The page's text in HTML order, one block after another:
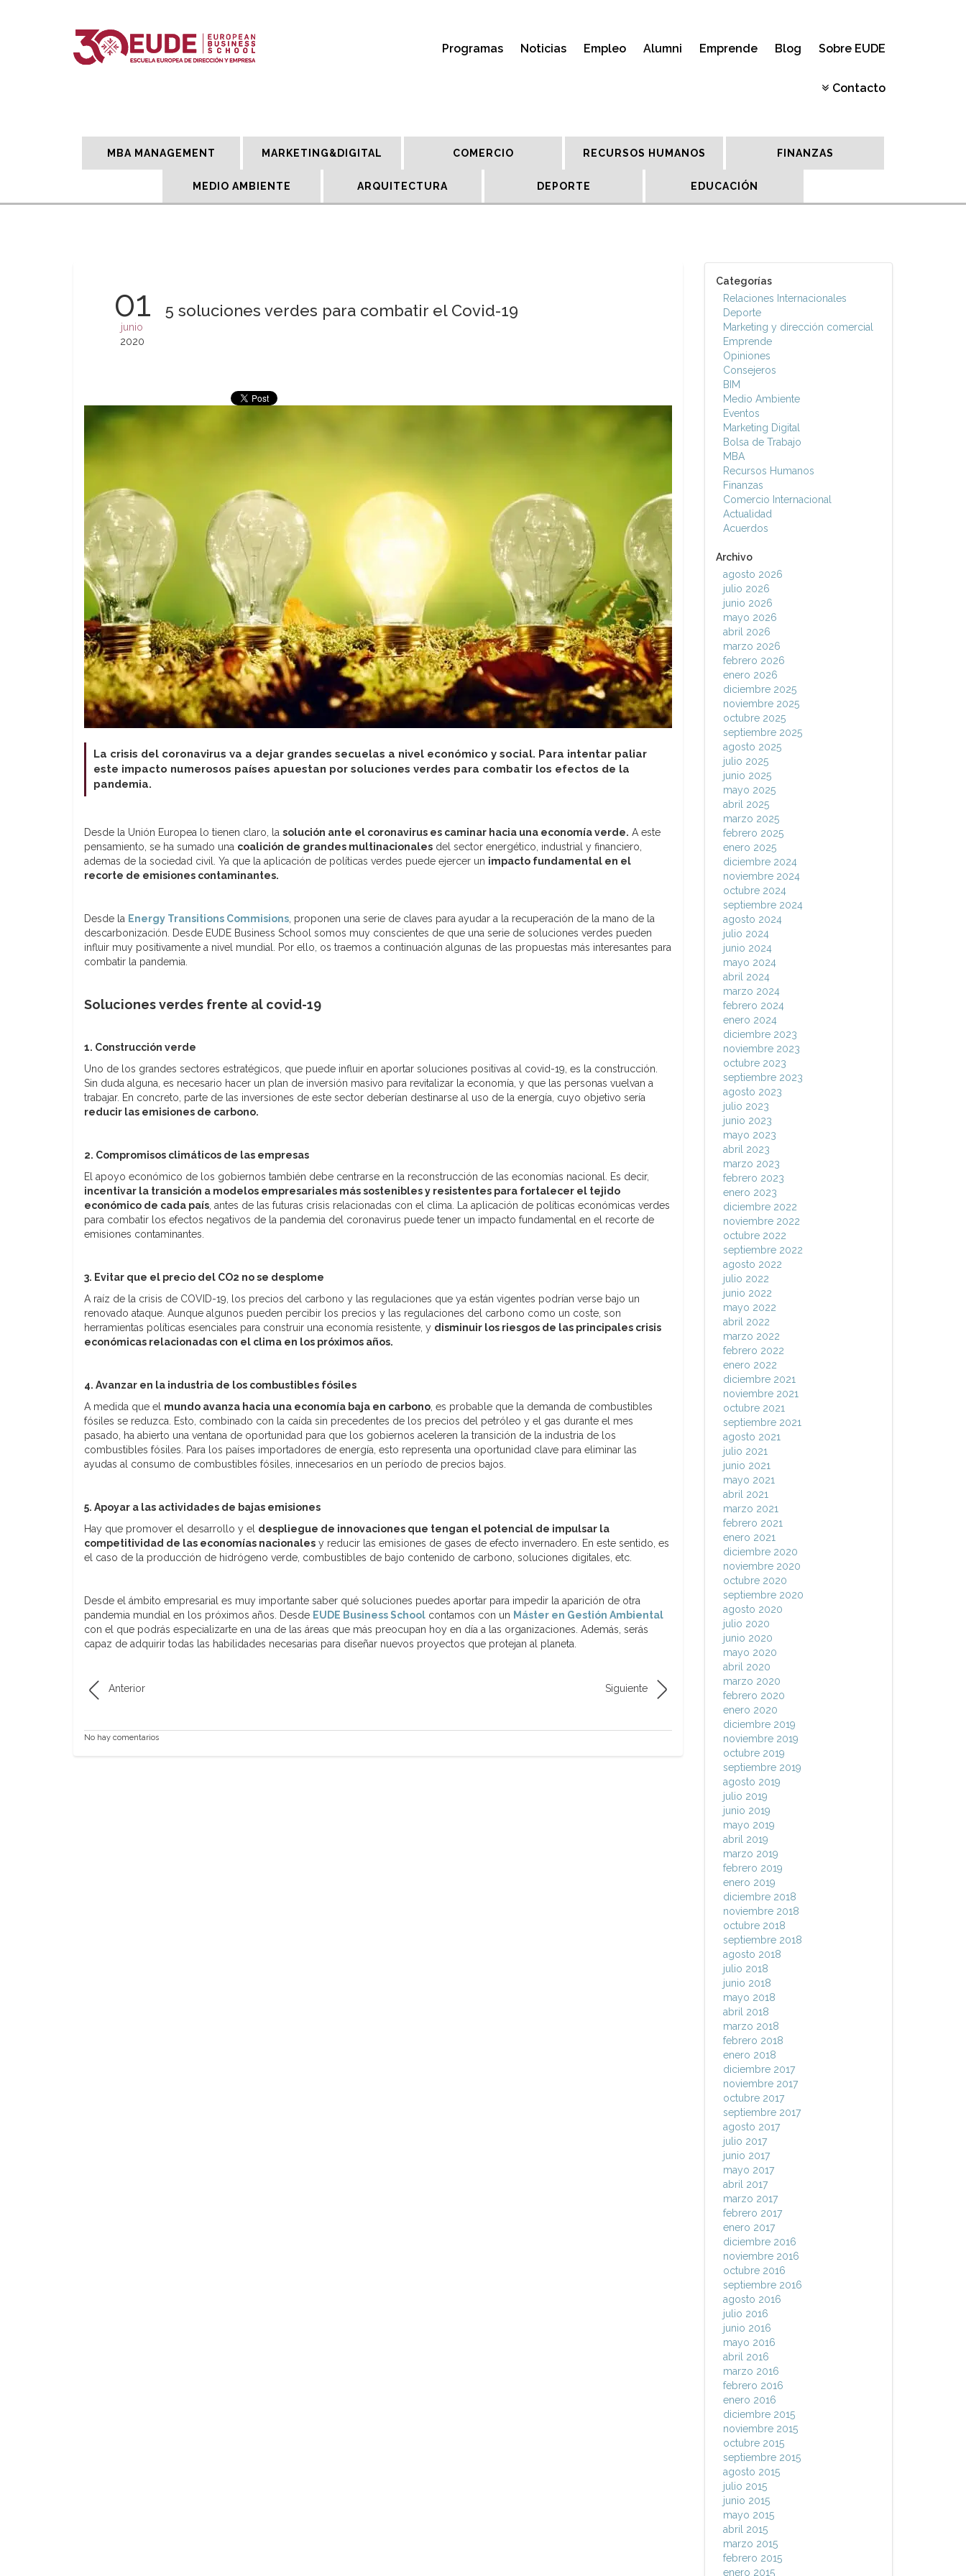
Programas Noticias Empleo Alumni Emprende Blog Sobre EUDE
Contacto
MBA MANAGEMENT MARKETING&DIGITAL COMERCIO RECURSOS HUMANOS FINANZAS
MEDIO AMBIENTE ARQUITECTURA DEPORTE EDUCACIÓN
01
junio
2020
5 soluciones verdes para combatir el Covid-19
La crisis del coronavirus va a dejar grandes secuelas a nivel económico y social. Para intentar paliar
este impacto numerosos países apuestan por soluciones verdes para combatir los efectos de la
pandemia.
Desde la Unión Europea lo tienen claro, la solución ante el coronavirus es caminar hacia una economía verde. A este
pensamiento, se ha sumado una coalición de grandes multinacionales del sector energético, industrial y financiero,
ademas de la sociedad civil. Ya que la aplicación de políticas verdes puede ejercer un impacto fundamental en el
recorte de emisiones contaminantes.
Desde la Energy Transitions Commisions , proponen una serie de claves para ayudar a la recuperación de la mano de la
descarbonización. Desde EUDE Business School somos muy conscientes de que una serie de soluciones verdes pueden
influir muy positivamente a nivel mundial. Por ello, os traemos a continuación algunas de las propuestas más interesantes para
combatir la pandemia.
Soluciones verdes frente al covid-19
1. Construcción verde
Uno de los grandes sectores estratégicos, que puede influir en aportar soluciones positivas al covid-19, es la construcción.
Sin duda alguna, es necesario hacer un plan de inversión masivo para revitalizar la economía, y que las personas vuelvan a
trabajar. En concreto, parte de las inversiones de este sector deberían destinarse al uso de la energía, cuyo objetivo sería
reducir las emisiones de carbono.
2. Compromisos climáticos de las empresas
El apoyo económico de los gobiernos también debe centrarse en la reconstrucción de las economías nacional. Es decir,
incentivar la transición a modelos empresariales más sostenibles y resistentes para fortalecer el tejido
económico de cada país , antes de las futuras crisis relacionadas con el clima. La aplicación de políticas económicas verdes
para combatir los efectos negativos de la pandemia del coronavirus puede tener un impacto fundamental en el recorte de
emisiones contaminantes.
3. Evitar que el precio del CO2 no se desplome
A raíz de la crisis de COVID-19, los precios del carbono y las regulaciones que ya están vigentes podrían verse bajo un
renovado ataque. Aunque algunos pueden percibir los precios y las regulaciones del carbono como un coste, son
herramientas políticas esenciales para construir una economía resistente, y disminuir los riesgos de las principales crisis
económicas relacionadas con el clima en los próximos años.
4. Avanzar en la industria de los combustibles fósiles
A medida que el mundo avanza hacia una economía baja en carbono , es probable que la demanda de combustibles
fósiles se reduzca. Esto, combinado con la caída sin precedentes de los precios del petróleo y el gas durante el mes
pasado, ha abierto una ventana de oportunidad para que los gobiernos aceleren la transición de la industria de los
combustibles fósiles. Para los países importadores de energía, esto representa una oportunidad clave para eliminar las
ayudas al consumo de combustibles fósiles, innecesarios en un período de precios bajos.
5. Apoyar a las actividades de bajas emisiones
Hay que promover el desarrollo y el despliegue de innovaciones que tengan el potencial de impulsar la
competitividad de las economías nacionales y reducir las emisiones de gases de efecto invernadero. En este sentido, es
el caso de la producción de hidrógeno verde, combustibles de bajo contenido de carbono, soluciones digitales, etc.
Desde el ámbito empresarial es muy importante saber qué soluciones puedes aportar para impedir la aparición de otra
pandemia mundial en los próximos años. Desde EUDE Business School contamos con un Máster en Gestión Ambiental
con el que podrás especializarte en una de las áreas que más preocupan hoy en día a las organizaciones. Además, serás
capaz de adquirir todas las habilidades necesarias para diseñar nuevos proyectos que protejan al planeta.
Anterior Siguiente
No hay comentarios
Categorías
Relaciones Internacionales
Deporte
Marketing y dirección comercial
Emprende
Opiniones
Consejeros
BIM
Medio Ambiente
Eventos
Marketing Digital
Bolsa de Trabajo
MBA
Recursos Humanos
Finanzas
Comercio Internacional
Actualidad
Acuerdos
Archivo
agosto 2026
julio 2026
junio 2026
mayo 2026
abril 2026
marzo 2026
febrero 2026
enero 2026
diciembre 2025
noviembre 2025
octubre 2025
septiembre 2025
agosto 2025
julio 2025
junio 2025
mayo 2025
abril 2025
marzo 2025
febrero 2025
enero 2025
diciembre 2024
noviembre 2024
octubre 2024
septiembre 2024
agosto 2024
julio 2024
junio 2024
mayo 2024
abril 2024
marzo 2024
febrero 2024
enero 2024
diciembre 2023
noviembre 2023
octubre 2023
septiembre 2023
agosto 2023
julio 2023
junio 2023
mayo 2023
abril 2023
marzo 2023
febrero 2023
enero 2023
diciembre 2022
noviembre 2022
octubre 2022
septiembre 2022
agosto 2022
julio 2022
junio 2022
mayo 2022
abril 2022
marzo 2022
febrero 2022
enero 2022
diciembre 2021
noviembre 2021
octubre 2021
septiembre 2021
agosto 2021
julio 2021
junio 2021
mayo 2021
abril 2021
marzo 2021
febrero 2021
enero 2021
diciembre 2020
noviembre 2020
octubre 2020
septiembre 2020
agosto 2020
julio 2020
junio 2020
mayo 2020
abril 2020
marzo 2020
febrero 2020
enero 2020
diciembre 2019
noviembre 2019
octubre 2019
septiembre 2019
agosto 2019
julio 2019
junio 2019
mayo 2019
abril 2019
marzo 2019
febrero 2019
enero 2019
diciembre 2018
noviembre 2018
octubre 2018
septiembre 2018
agosto 2018
julio 2018
junio 2018
mayo 2018
abril 2018
marzo 2018
febrero 2018
enero 2018
diciembre 2017
noviembre 2017
octubre 2017
septiembre 2017
agosto 2017
julio 2017
junio 2017
mayo 2017
abril 2017
marzo 2017
febrero 2017
enero 2017
diciembre 2016
noviembre 2016
octubre 2016
septiembre 2016
agosto 2016
julio 2016
junio 2016
mayo 2016
abril 2016
marzo 2016
febrero 2016
enero 2016
diciembre 2015
noviembre 2015
octubre 2015
septiembre 2015
agosto 2015
julio 2015
junio 2015
mayo 2015
abril 2015
marzo 2015
febrero 2015
enero 2015